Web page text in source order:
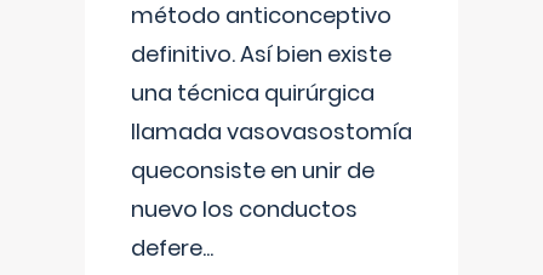
método anticonceptivo
definitivo. Así bien existe
una técnica quirúrgica
llamada vasovasostomía
queconsiste en unir de
nuevo los conductos
defere...